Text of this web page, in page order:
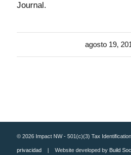
Journal.
agosto 19,
© 2026 Impact NW - 501(c)(3) Tax
privacidad | Website developed by Build